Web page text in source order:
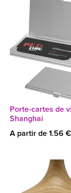
Porte-cartes de
Shanghai
A partir de 1.56 €